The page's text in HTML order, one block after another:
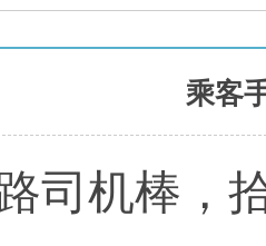
乘客
司机棒